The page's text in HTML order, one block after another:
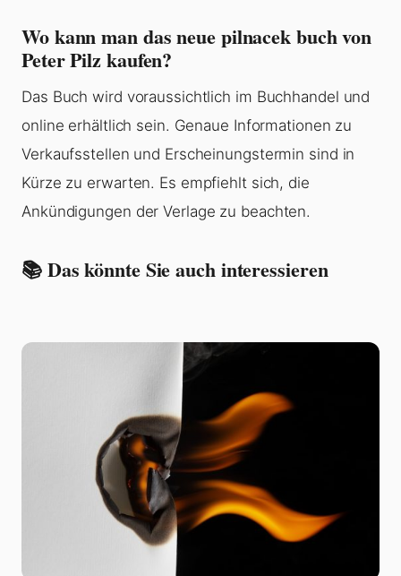
Wo kann man das neue pilnacek buch von
Peter Pilz kaufen?
Das Buch wird voraussichtlich im Buchhandel und
online erhältlich sein. Genaue Informationen zu
Verkaufsstellen und Erscheinungstermin sind in
Kürze zu erwarten. Es empfiehlt sich, die
Ankündigungen der Verlage zu beachten.
📚 Das könnte Sie auch interessieren